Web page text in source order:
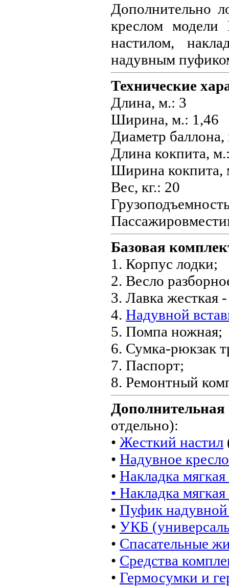
Дополнительно
креслом
настилом,
надувным
Технические
Длина, м.: 3
Ширина, м.: 1,46
Диаметр
Длина кокпита,
Ширина кокпита,
Вес, кг.: 20
Базовая
1. Корпус лодки;
2. Весло
3. Лавка жесткая
4. Надувной
5. Помпа ножная;
6. Сумка-рюкзак
7. Паспорт;
8. Ремонтный
отдельно):
• Жесткий настил
• Надувное
• Накладка
• Накладка
• Пуфик
• УКБ
• Спасательные
• Средства
• Гермосумки и